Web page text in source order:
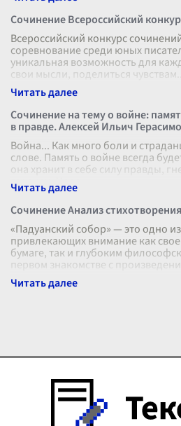
Сочинение Всероссийский
Всероссийский конкурс
соревнование среди юных
уникальная возможность для
свои мысли, поделиться чувствам
Сочинение на тему о войне:
в правде. Алексей Ильич
Война... Как много боли и
слове. Память о войне всегда
она хранит в себе силу правды,
героизм. Чело
Сочинение Анализ
«Падуанский собор» — это одно
привлекающих внимание как
бумаге, так и глубоким
первом знакомстве с